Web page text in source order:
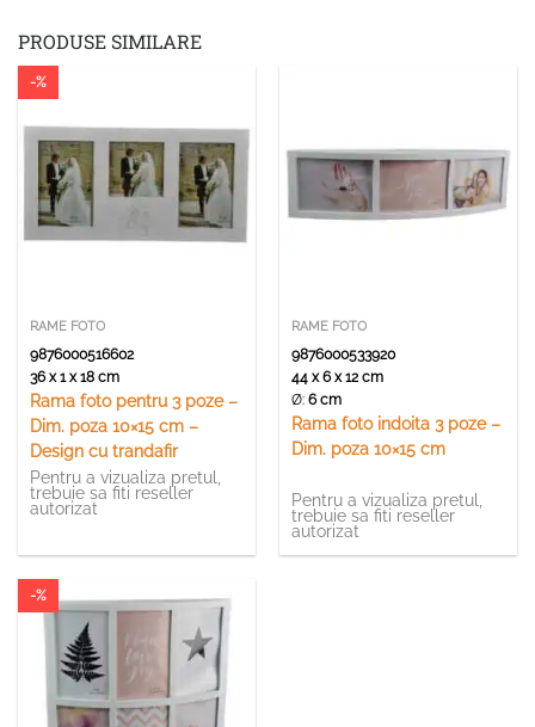
PRODUSE SIMILARE
-%
RAME FOTO
9876000516602
36 x 1 x 18 cm
Rama foto pentru 3 poze –
Dim. poza 10×15 cm –
Design cu trandafir
Pentru a vizualiza pretul,
trebuie sa fiti reseller
autorizat
RAME FOTO
9876000533920
44 x 6 x 12 cm
Ø:6 cm
Rama foto indoita 3 poze –
Dim. poza 10×15 cm
Pentru a vizualiza pretul,
trebuie sa fiti reseller
autorizat
-%